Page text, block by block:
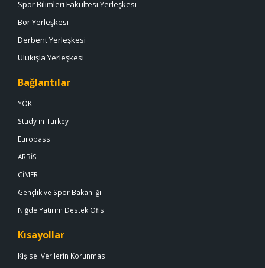
Spor Bilimleri Fakültesi Yerleşkesi
Bor Yerleşkesi
Derbent Yerleşkesi
Ulukışla Yerleşkesi
Bağlantılar
YÖK
Study in Turkey
Europass
ARBİS
CİMER
Gençlik ve Spor Bakanlığı
Niğde Yatırım Destek Ofisi
Kısayollar
Kişisel Verilerin Korunması